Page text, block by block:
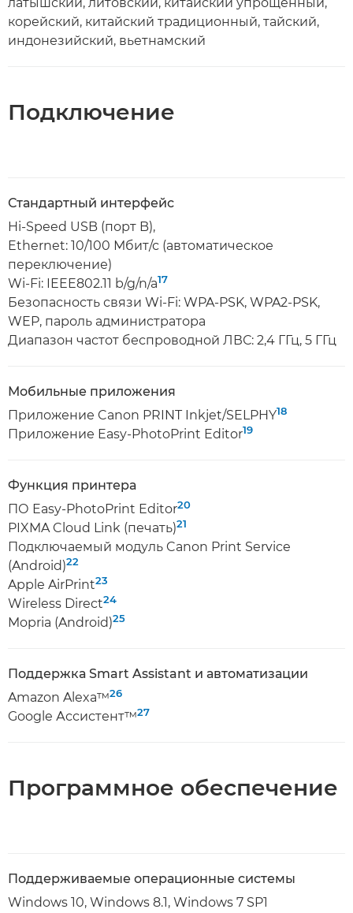
корейский, китайский традиционный, тайский,
индонезийский, вьетнамский
Подключение
Стандартный интерфейс
Hi-Speed USB (порт B),
Ethernet: 10/100 Мбит/с (автоматическое
переключение)
Wi-Fi: IEEE802.11 b/g/n/a17
Безопасность связи Wi-Fi: WPA-PSK, WPA2-PSK,
WEP, пароль администратора
Диапазон частот беспроводной ЛВС: 2,4 ГГц, 5 ГГц
Мобильные приложения
Приложение Canon PRINT Inkjet/SELPHY18
Приложение Easy-PhotoPrint Editor19
Функция принтера
ПО Easy-PhotoPrint Editor20
PIXMA Cloud Link (печать)21
Подключаемый модуль Canon Print Service
(Android)22
Apple AirPrint23
Wireless Direct24
Mopria (Android)25
Поддержка Smart Assistant и автоматизации
Amazon Alexa™26
Google Ассистент™27
Программное обеспечение
Поддерживаемые операционные системы
Windows 10, Windows 8.1, Windows 7 SP1